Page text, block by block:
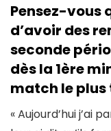
Pensez-vous
d’avoir des
seconde
dès la 1ère
match le
« Aujourd’hui j’ai